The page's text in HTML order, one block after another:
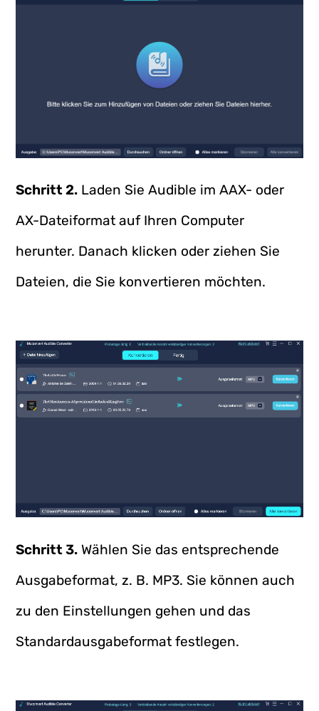
Schritt 2. Laden Sie Audible im AAX- oder
AX-Dateiformat auf Ihren Computer
herunter. Danach klicken oder ziehen Sie
Dateien, die Sie konvertieren möchten.
Schritt 3. Wählen Sie das entsprechende
Ausgabeformat, z. B. MP3. Sie können auch
zu den Einstellungen gehen und das
Standardausgabeformat festlegen.